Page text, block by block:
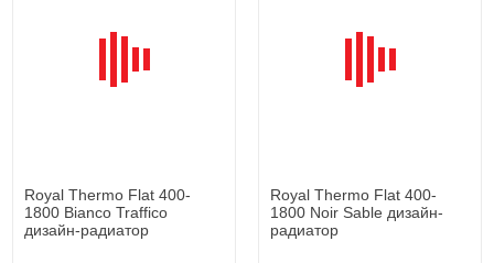
Royal Thermo Flat 400-
1800 Bianco Traffico
дизайн-радиатор
Royal Thermo Flat 400-
1800 Noir Sable дизайн-
радиатор